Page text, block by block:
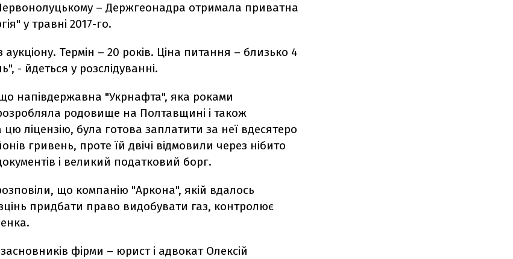
– Держгеонадра отримала приватна
у травні 2017-го.
аукціону. Термін – 20 років. Ціна питання – близько 4
- йдеться у розслідуванні.
напівдержавна "Укрнафта", яка роками
родовище на Полтавщині і також
ліцензію, була готова заплатити за неї вдесятеро
гривень, проте їй двічі відмовили через нібито
і великий податковий борг.
що компанію "Аркона", якій вдалось
придбати право видобувати газ, контролює
фірми – юрист і адвокат Олексій